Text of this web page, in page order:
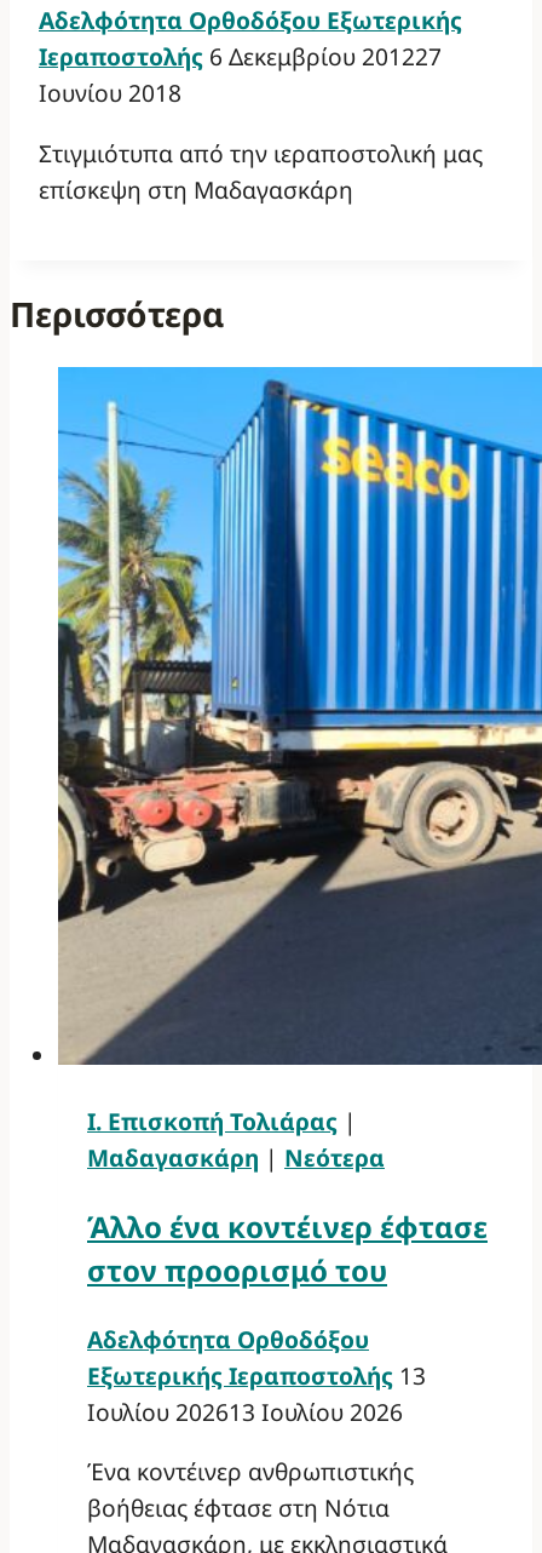
Αδελφότητα Ορθοδόξου Εξωτερικής
Ιεραποστολής 6 Δεκεμβρίου 201227
Ιουνίου 2018
Στιγμιότυπα από την ιεραποστολική μας
επίσκεψη στη Μαδαγασκάρη
Περισσότερα
Ι. Επισκοπή Τολιάρας |
Μαδαγασκάρη | Νεότερα
Άλλο ένα κοντέινερ έφτασε
στον προορισμό του
Αδελφότητα Ορθοδόξου
Εξωτερικής Ιεραποστολής 13
Ιουλίου 202613 Ιουλίου 2026
Ένα κοντέινερ ανθρωπιστικής
βοήθειας έφτασε στη Νότια
Μαδαγασκάρη, με εκκλησιαστικά